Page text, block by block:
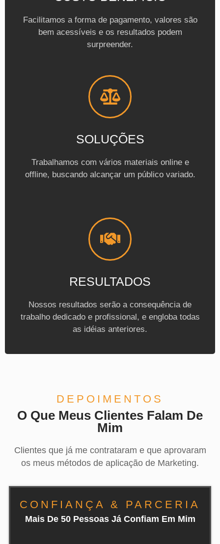
Facilitamos a forma de pagamento, valores são
bem acessíveis e os resultados podem
surpreender.
SOLUÇÕES
Trabalhamos com vários materiais online e
offline, buscando alcançar um público variado.
RESULTADOS
Nossos resultados serão a consequência de
trabalho dedicado e profissional, e engloba todas
as idéias anteriores.
DEPOIMENTOS
O Que Meus Clientes Falam De
Mim
Clientes que já me contrataram e que aprovaram
os meus métodos de aplicação de Marketing.
CONFIANÇA & PARCERIA
Mais De 50 Pessoas Já Confiam Em Mim